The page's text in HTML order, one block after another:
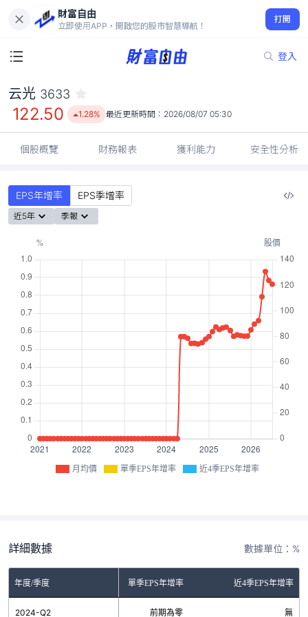
財富自由
立即使用APP，開啟您的股市智慧導航！
打開
登入
122.50
1.28%
云光 3633
122.50 1.28% 最近更新時間： 2026/08/07 05:30
個股概覽 財務報表 獲利能力 安全性分析
EPS年增率 EPS季增率
近5年 季報
月均價 單季EPS年增率 近4季EPS年增率
詳細數據 數據單位：%
年度/季度 單季EPS年增率 近4季EPS年增率
2024-Q2 前期為零 無